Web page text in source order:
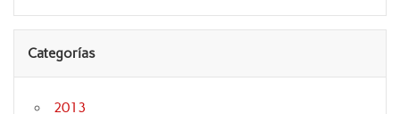
Categorías
2013